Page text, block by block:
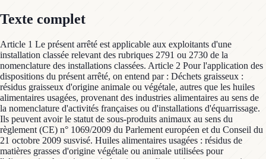
Texte complet
Article 1 Le présent arrêté est applicable aux exploitants d'une
installation classée relevant des rubriques 2791 ou 2730 de la
nomenclature des installations classées. Article 2 Pour l'application des
dispositions du présent arrêté, on entend par : Déchets graisseux :
résidus graisseux d'origine animale ou végétale, autres que les huiles
alimentaires usagées, provenant des industries alimentaires au sens de
la nomenclature d'activités françaises ou d'installations d'équarrissage.
Ils peuvent avoir le statut de sous-produits animaux au sens du
règlement (CE) n° 1069/2009 du Parlement européen et du Conseil du
21 octobre 2009 susvisé. Huiles alimentaires usagées : résidus de
matières grasses d'origine végétale ou animale utilisées pour